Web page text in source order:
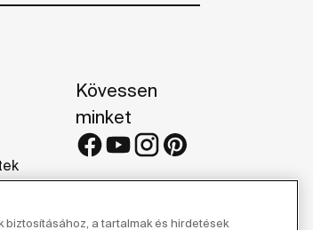
Kövessen
minket
biztosításához, a tartalmak és hirdetések